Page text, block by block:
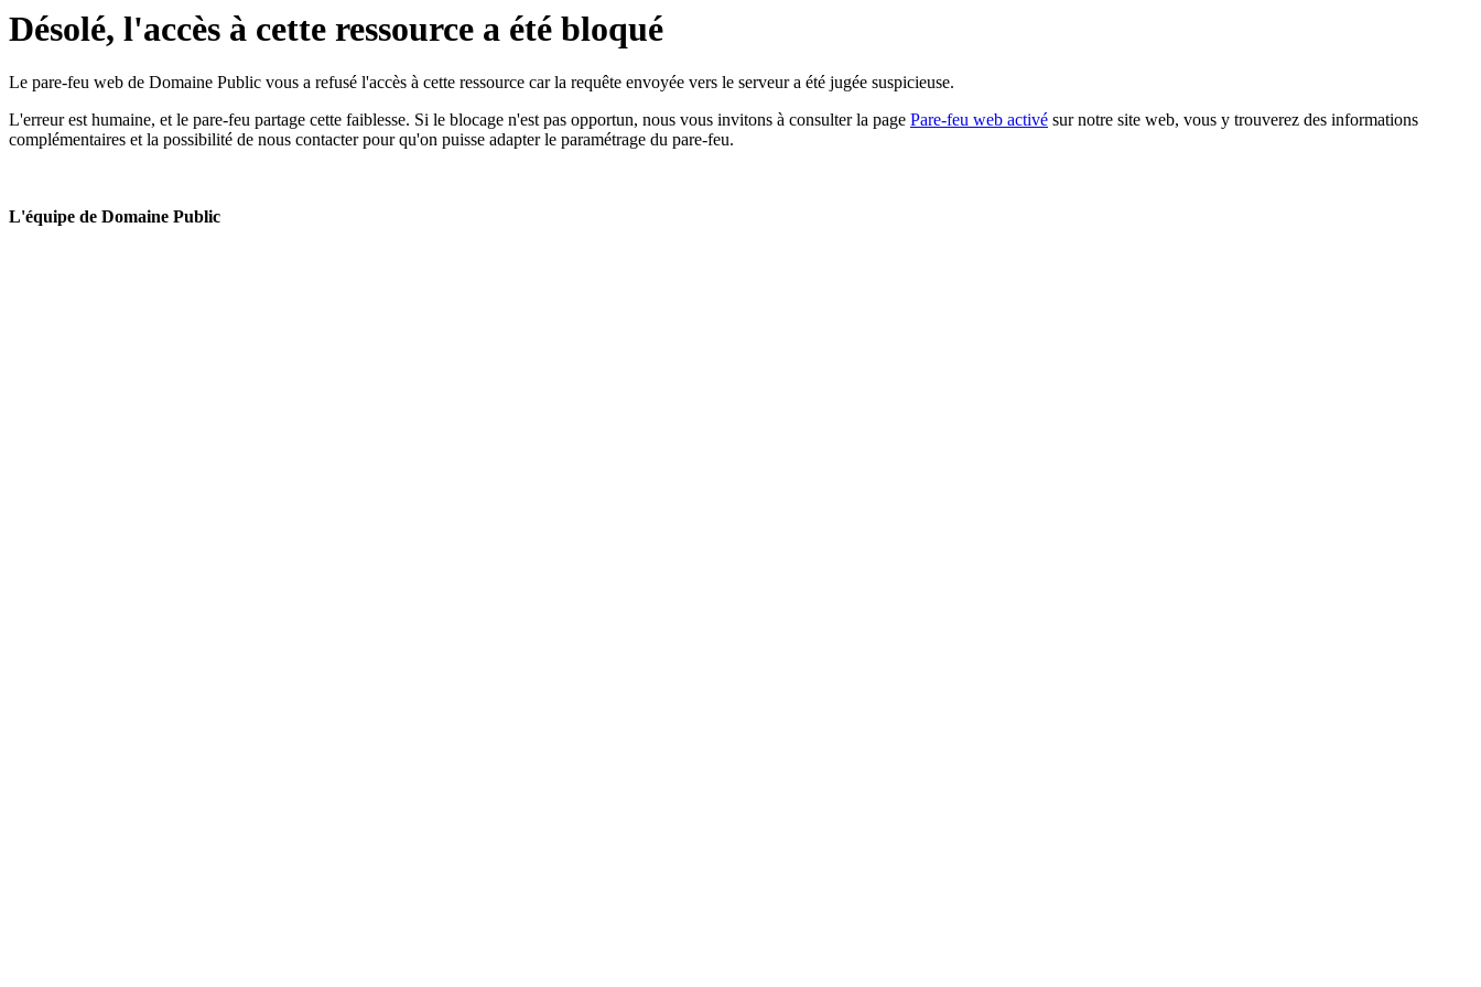
Désolé, l'accès à cette ressource a été bloqué
Le pare-feu web de Domaine Public vous a refusé l'accès à cette ressource car la requête envoyée vers le serveur a été jugée suspicieuse.
L'erreur est humaine, et le pare-feu partage cette faiblesse. Si le blocage n'est pas opportun, nous vous invitons à consulter la page Pare-feu web activé sur notre site web, vous y trouverez des informations
complémentaires et la possibilité de nous contacter pour qu'on puisse adapter le paramétrage du pare-feu.
L'équipe de Domaine Public